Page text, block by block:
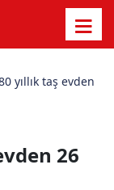
yıllık taş evden
26